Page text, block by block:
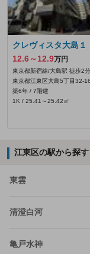
クレヴィスタ大島１
12.6～12.9万円
東京都新宿線/大島駅 徒歩2分
東京都江東区大島5丁目32-16
築6年 / 7階建
1K / 25.41～25.42㎡
江東区の駅から探す
東雲
清澄白河
亀戸水神